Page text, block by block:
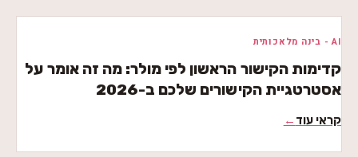
AI - בינה מלאכותית
קדימות הקישור הראשון לפי מולר: מה זה אומר על
אסטרטגיית הקישורים שלכם ב-2026
קראי עוד ←